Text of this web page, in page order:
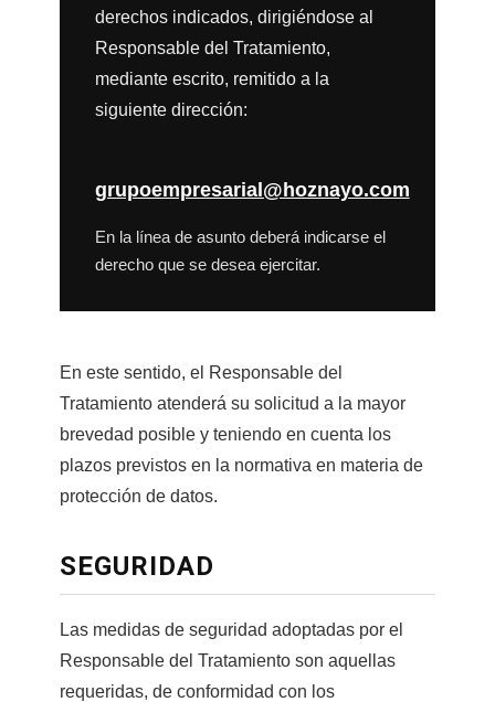
derechos indicados, dirigiéndose al
Responsable del Tratamiento,
mediante escrito, remitido a la
siguiente dirección:
grupoempresarial@hoznayo.com
En la línea de asunto deberá indicarse el
derecho que se desea ejercitar.
En este sentido, el Responsable del
Tratamiento atenderá su solicitud a la mayor
brevedad posible y teniendo en cuenta los
plazos previstos en la normativa en materia de
protección de datos.
SEGURIDAD
Las medidas de seguridad adoptadas por el
Responsable del Tratamiento son aquellas
requeridas, de conformidad con los